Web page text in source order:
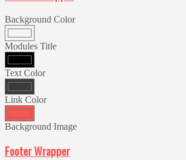
Background Color
Modules Title
Text Color
Link Color
Background Image
Footer Wrapper